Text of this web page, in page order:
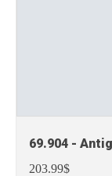
69.904 -
203.99$